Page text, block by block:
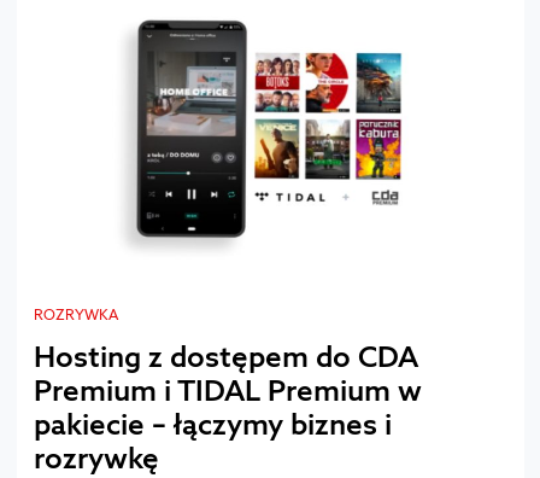
ROZRYWKA
Hosting z dostępem do CDA
Premium i TIDAL Premium w
pakiecie – łączymy biznes i
rozrywkę